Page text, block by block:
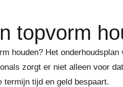
topvorm
houden? Het
zorgt er niet alleen voor
termijn tijd en geld bespaart.